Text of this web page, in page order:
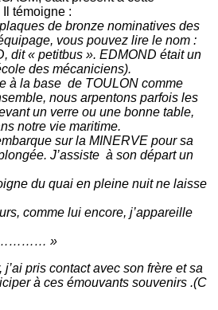
témoigne :
de bronze nominatives des
vous pouvez lire le nom :
dit « petitbus ». EDMOND était un
des mécaniciens).
à la base de TOULON comme
nous arpentons parfois les
un verre ou une bonne table,
notre vie maritime.
sur la MINERVE pour sa
J’assiste à son départ un
du quai en pleine nuit ne laisse
comme lui encore, j’appareille
»
pris contact avec son frère et sa
à ces émouvants souvenirs .(C